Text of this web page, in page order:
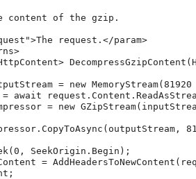
content of the gzip.
request.</param>
= new MemoryStream(81920
await
= new
SeekOrigin.Begin);
=